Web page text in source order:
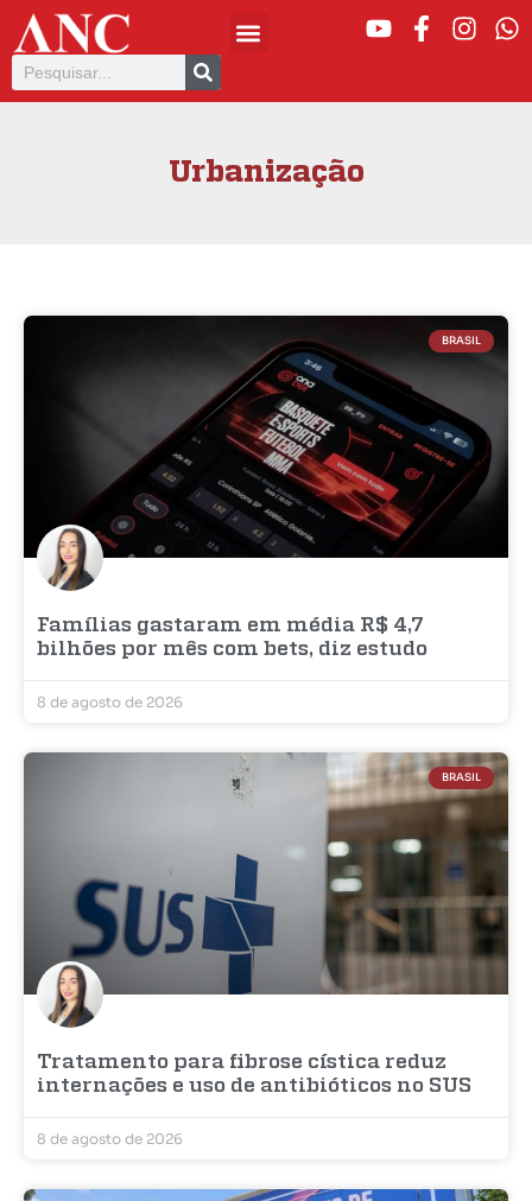
Urbanização
BRASIL
Famílias gastaram em média R$ 4,7
bilhões por mês com bets, diz estudo
8 de agosto de 2026
BRASIL
Tratamento para fibrose cística reduz
internações e uso de antibióticos no SUS
8 de agosto de 2026